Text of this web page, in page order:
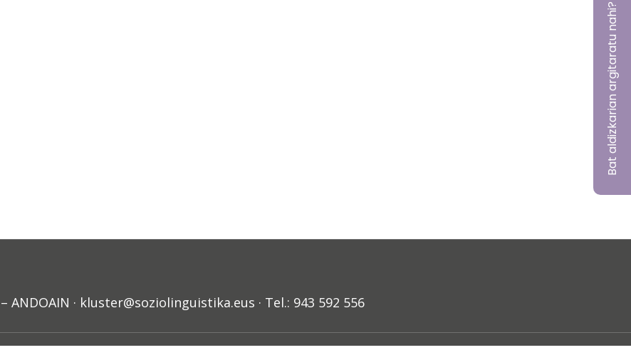
ANDOAIN · kluster@soziolinguistika.eus · Tel.: 943 592 556
Bat aldizkarian argitaratu nahi?